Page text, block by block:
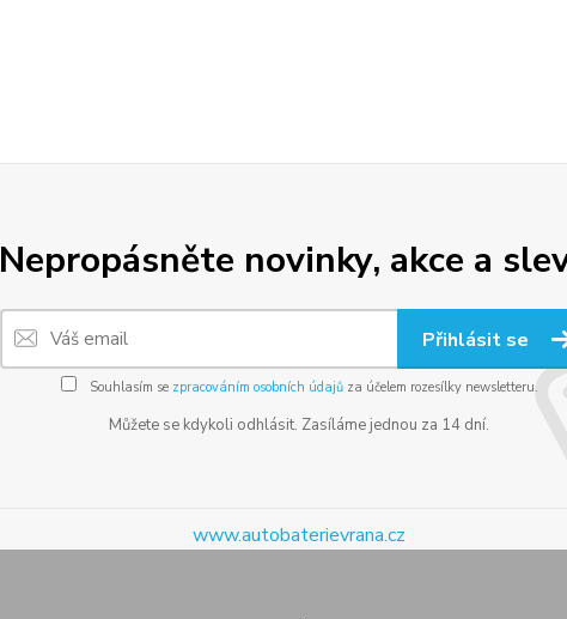
Nepropásněte novinky, akce a
Přihlásit se
Souhlasím se zpracováním osobních údajůza účelem rozesílky newsletteru.
Můžete se kdykoli odhlásit. Zasíláme jednou za 14 dní.
www.autobaterievrana.cz